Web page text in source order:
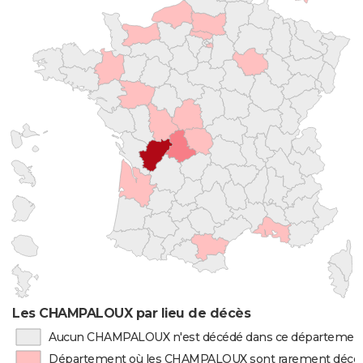
Les CHAMPALOUX par lieu de décès
Aucun CHAMPALOUX n'est décédé dans ce
Département où les CHAMPALOUX sont rarement